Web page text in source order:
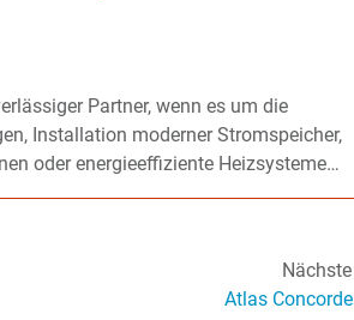
Partner, wenn es um die
Installation moderner Stromspeicher,
oder energieeffiziente Heizsysteme
zur finalen Umsetzung erhalten Sie bei
arbeiten wir besonders effizient,
Ihrer Projekte ermöglicht.
Nächste
Atlas Concorde